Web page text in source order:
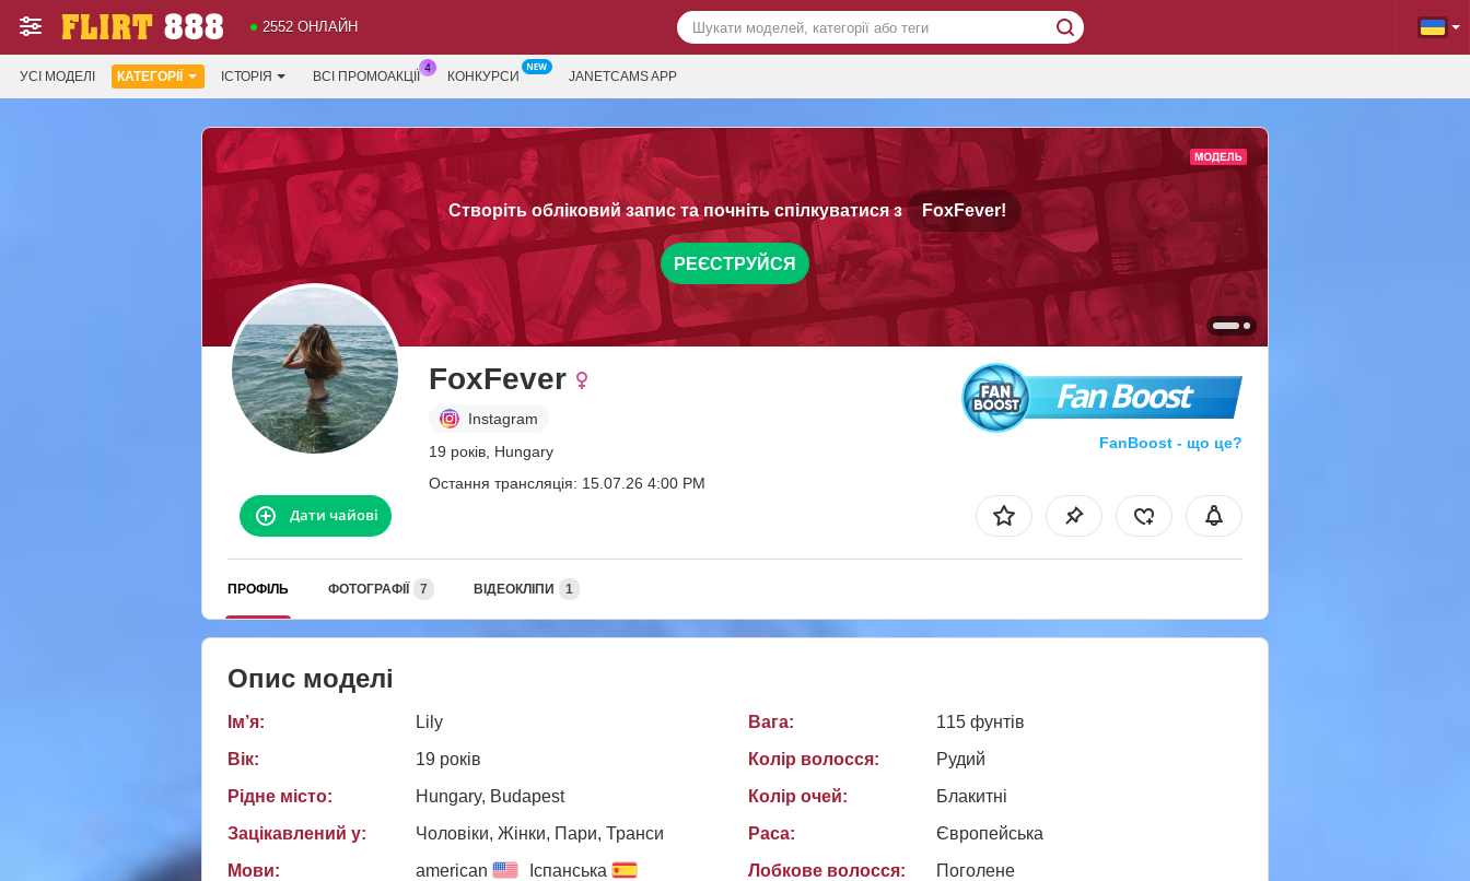
2552 ОНЛАЙН
УСІ МОДЕЛІ КАТЕГОРІЇ ІСТОРІЯ ВСІ ПРОМОАКЦІЇ КОНКУРСИ JANETCAMS APP
Створіть обліковий запис та почніть спілкуватися з FoxFever!
РЕЄСТРУЙСЯ
FoxFever
Instagram
19 років, Hungary
Остання трансляція: 15.07.26 4:00 PM
Fan Boost
FanBoost - що це?
Дати чайові
ПРОФІЛЬ ФОТОГРАФІЇ 7 ВІДЕОКЛІПИ 1
Опис моделі
Ім’я:
Lily
Вік:
19 років
Рідне місто:
Hungary, Budapest
Зацікавлений у:
Чоловіки, Жiнки, Пари, Транси
Мови:
american Іспанська
Вага:
115 фунтів
Колір волосся:
Рудий
Колір очей:
Блакитні
Раса:
Європейська
Лобкове волосся:
Поголене